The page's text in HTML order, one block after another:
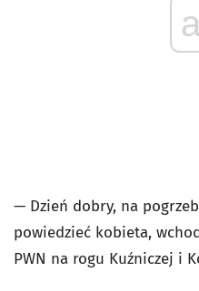
— Dzień dobry, na
powiedzieć kobieta,
PWN na rogu Kuźniczej i